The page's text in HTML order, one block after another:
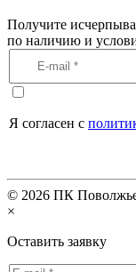
Получите
по наличию и
Я согласен с
© 2026 ПК
×
Оставить заявку